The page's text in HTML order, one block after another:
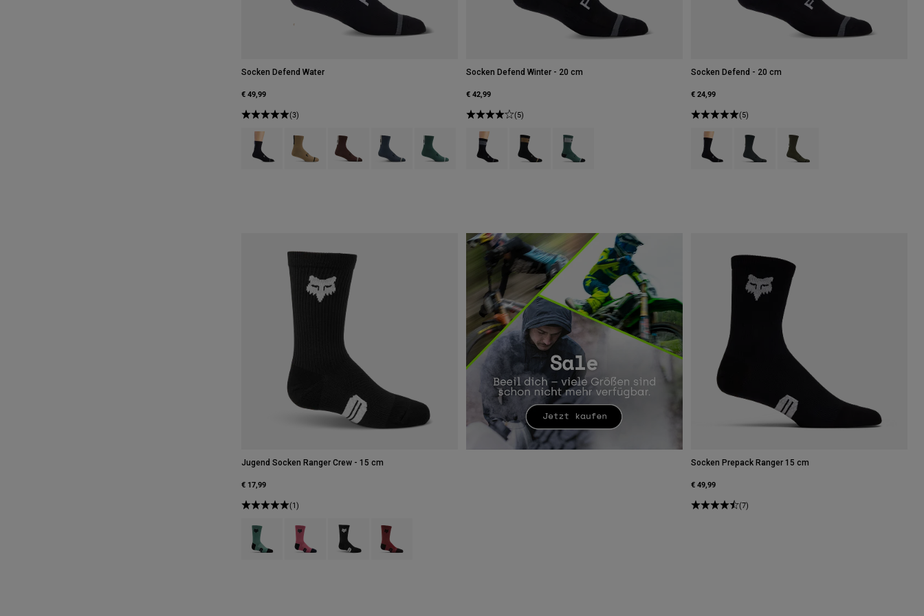
Socken Defend Water
€ 49,99
(3)
Product swatch type of Schwarz.
Product swatch type of Braun Zucker.
Product swatch type of Kakaobraun.
Product swatch type of Graphitgrau.
Product swatch type of Salbei Grün.
Socken Defend Winter - 20 cm
€ 42,99
(5)
Product swatch type of Schwarz.
Product swatch type of Braun Zucker.
Product swatch type of Salbei Grün.
Socken Defend - 20 cm
€ 24,99
(5)
Product swatch type of Schwarz.
Product swatch type of Galaxy Blue.
Product swatch type of Olivgrün.
Jugend Socken Ranger Crew - 15 cm
€ 17,99
(1)
Product swatch type of Arctic Blue.
Product swatch type of Berry.
Product swatch type of Schwarz.
Product swatch type of Rostbraun.
Socken Prepack Ranger 15 cm
€ 49,99
(7)